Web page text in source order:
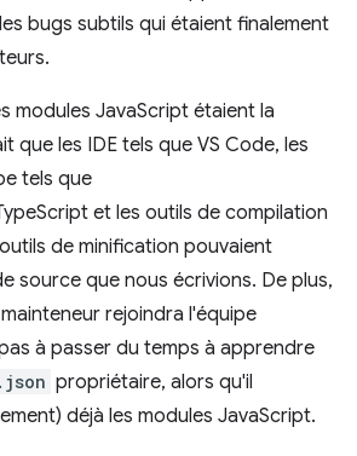
bugs subtils qui étaient finalement
modules JavaScript étaient la
que les IDE tels que VS Code, les
tels que
et les outils de compilation
de minification pouvaient
source que nous écrivions. De plus,
rejoindra l'équipe
à passer du temps à apprendre
propriétaire, alors qu'il
déjà les modules JavaScript.